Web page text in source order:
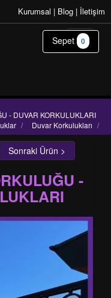
Kurumsal | Blog | İletişim
- DUVAR KORKULUKLARI
Duvar Korkulukları /
/
Sonraki Ürün >
-
Sepet 0